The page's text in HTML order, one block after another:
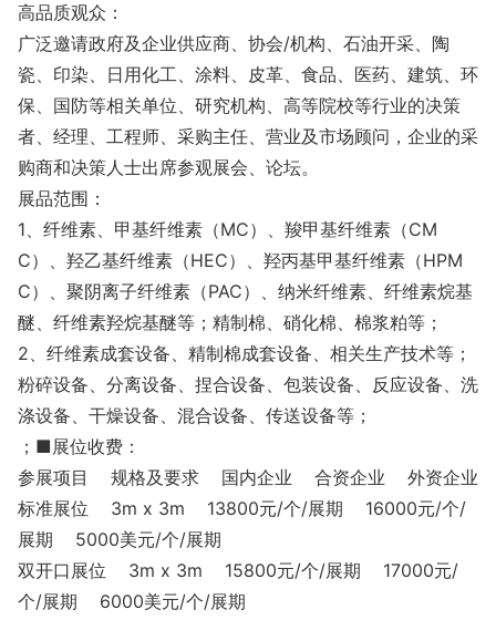
高品质观众：
广泛邀请政府及企业供应商、协会/机构、石油开采、陶
瓷、印染、日用化工、涂料、皮革、食品、医药、建筑、环
保、国防等相关单位、研究机构、高等院校等行业的决策
者、经理、工程师、采购主任、营业及市场顾问，企业的采
购商和决策人士出席参观展会、论坛。
展品范围：
1、纤维素、甲基纤维素（MC）、羧甲基纤维素（CM
C）、羟乙基纤维素（HEC）、羟丙基甲基纤维素（HPM
C）、聚阴离子纤维素（PAC）、纳米纤维素、纤维素烷基
醚、纤维素羟烷基醚等；精制棉、硝化棉、棉浆粕等；
2、纤维素成套设备、精制棉成套设备、相关生产技术等；
粉碎设备、分离设备、捏合设备、包装设备、反应设备、洗
涤设备、干燥设备、混合设备、传送设备等；
；■展位收费：
参展项目 规格及要求 国内企业 合资企业 外资企业
标准展位 3m x 3m 13800元/个/展期 16000元/个/
展期 5000美元/个/展期
双开口展位 3m x 3m 15800元/个/展期 17000元/
个/展期 6000美元/个/展期